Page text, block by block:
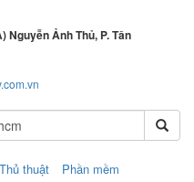
Nguyễn Ảnh Thủ, P. Tân
Thủ thuật Phần mềm